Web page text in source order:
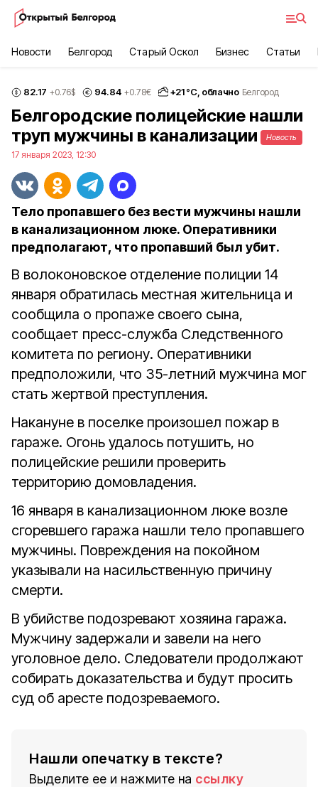
Новости Белгород Старый Оскол Бизнес Статьи
82.17 +0.76$ 94.84 +0.78€ +21°С, облачно Белгород
Белгородские полицейские нашли
труп мужчины в канализации
Новость
17 января 2023, 12:30
Тело пропавшего без вести мужчины нашли
в канализационном люке. Оперативники
предполагают, что пропавший был убит.
В волоконовское отделение полиции 14
января обратилась местная жительница и
сообщила о пропаже своего сына,
сообщает пресс-служба Следственного
комитета по региону. Оперативники
предположили, что 35-летний мужчина мог
стать жертвой преступления.
Накануне в поселке произошел пожар в
гараже. Огонь удалось потушить, но
полицейские решили проверить
территорию домовладения.
16 января в канализационном люке возле
сгоревшего гаража нашли тело пропавшего
мужчины. Повреждения на покойном
указывали на насильственную причину
смерти.
В убийстве подозревают хозяина гаража.
Мужчину задержали и завели на него
уголовное дело. Следователи продолжают
собирать доказательства и будут просить
суд об аресте подозреваемого.
Нашли опечатку в тексте?
Выделите ее и нажмите на ссылку